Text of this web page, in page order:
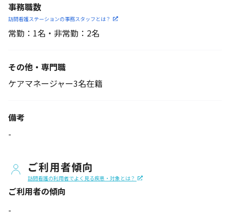
事務職数
訪問看護ステーションの事務スタッフとは？
常勤：1名・非常勤：2名
その他・専門職
ケアマネージャー3名在籍
備考
-
ご利用者傾向
訪問看護の利用者でよく見る疾患・対象とは？
ご利用者の傾向
-